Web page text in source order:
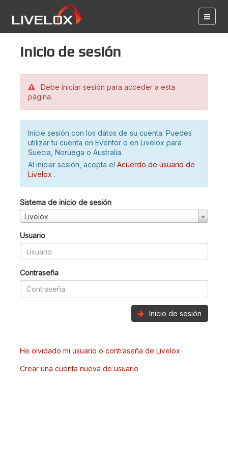
Inicio de sesión
Debe iniciar sesión para acceder a esta
página.
Inicie sesión con los datos de su cuenta. Puedes
utilizar tu cuenta en Eventor o en Livelox para
Suecia, Noruega o Australia.
Al iniciar sesión, acepta el Acuerdo de usuario de
Livelox .
Sistema de inicio de sesión
Livelox
Usuario
Contraseña
Inicio de sesión
He olvidado mi usuario o contraseña de Livelox
Crear una cuenta nueva de usuario